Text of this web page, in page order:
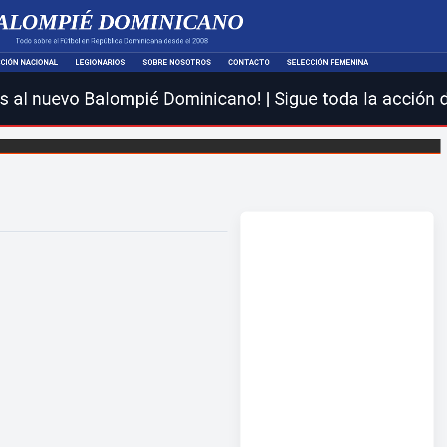
DOMINICANO
Todo sobre el Fútbol en República Dominicana desde el 2008
NACIONAL LEGIONARIOS SOBRE NOSOTROS CONTACTO SELECCIÓN FEMENINA
Balompié Dominicano! | Sigue toda la acción de la